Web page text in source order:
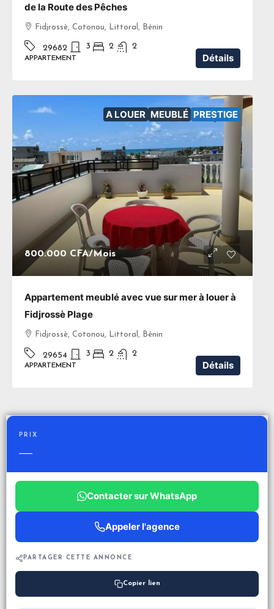
de la Route des Pêches
Fidjrossè, Cotonou, Littoral, Bénin
29682 3 2 2
APPARTEMENT Détails
A LOUER MEUBLÉ PRESTIGE
800.000 CFA/Mois
Appartement meublé avec vue sur mer à louer à
Fidjrossè Plage
Fidjrossè, Cotonou, Littoral, Bénin
29654 3 2 2
APPARTEMENT Détails
PRIX
—
Contacter sur WhatsApp
Appeler l'agence
PARTAGER CETTE ANNONCE
Copier lien